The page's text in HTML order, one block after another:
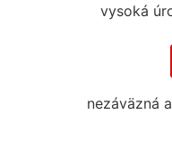
vysoká
nezáväzná